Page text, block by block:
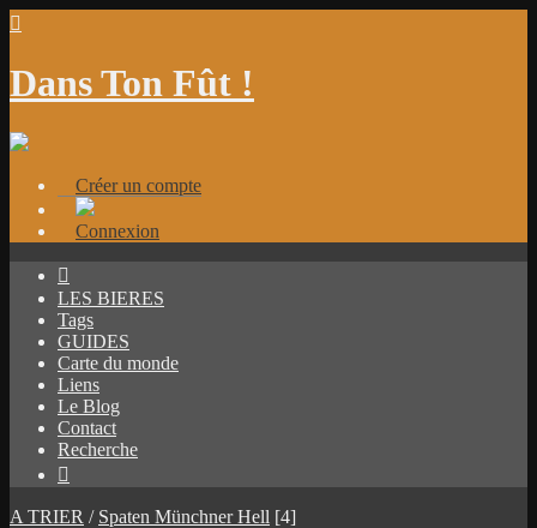

Dans Ton Fût !
Créer un compte
Connexion

LES BIERES
Tags
GUIDES
Carte du monde
Liens
Le Blog
Contact
Recherche

A TRIER / Spaten Münchner Hell [4]